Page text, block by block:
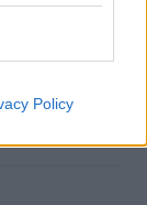
Policy
πεσόντων